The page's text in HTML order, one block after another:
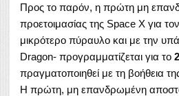
Προς το παρόν, η πρώτη μη
προετοιμασίας της Space Χ για
μικρότερο πύραυλο και με την
Dragon- προγραμματίζεται για το
πραγματοποιηθεί με τη βοήθεια
Η πρώτη, μη επανδρωμένη